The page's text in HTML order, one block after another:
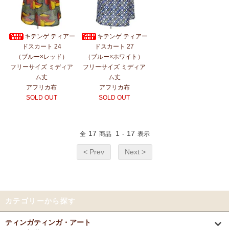
キテンゲ ティアー
ドスカート 24
（ブルー×レッド）
フリーサイズ ミディア
ム丈
アフリカ布
SOLD OUT
キテンゲ ティアー
ドスカート 27
（ブルー×ホワイト）
フリーサイズ ミディア
ム丈
アフリカ布
SOLD OUT
全 17 商品 1 - 17 表示
< Prev Next >
カテゴリーから探す
ティンガティンガ・アート